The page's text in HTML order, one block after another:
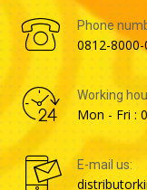
Phone
0812-8000-
Working
Mon - Fri :
E-mail us: